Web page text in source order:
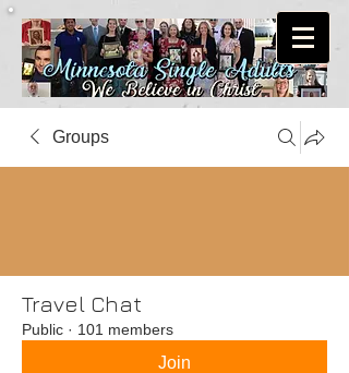
Groups
Travel Chat
Public · 101 members
Join